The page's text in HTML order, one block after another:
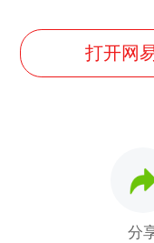
打开网
分